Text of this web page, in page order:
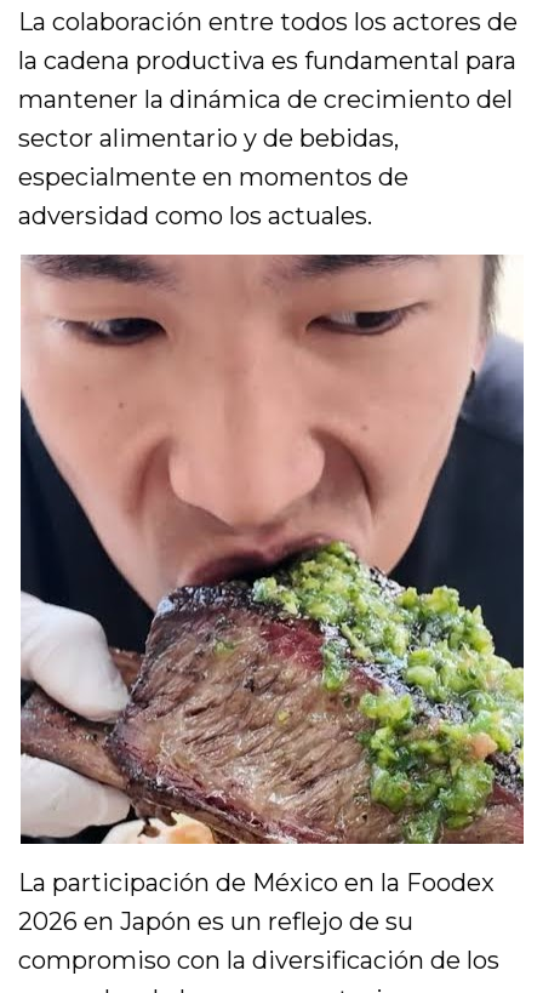
La colaboración entre todos los actores de
la cadena productiva es fundamental para
mantener la dinámica de crecimiento del
sector alimentario y de bebidas,
especialmente en momentos de
adversidad como los actuales.
La participación de México en la Foodex
2026 en Japón es un reflejo de su
compromiso con la diversificación de los